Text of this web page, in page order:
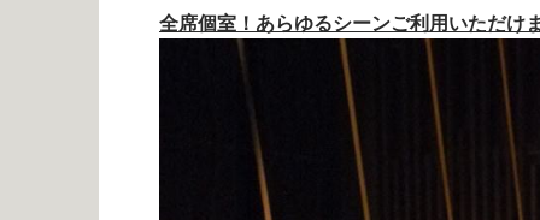
全席個室！あらゆるシーンご利用いただけ